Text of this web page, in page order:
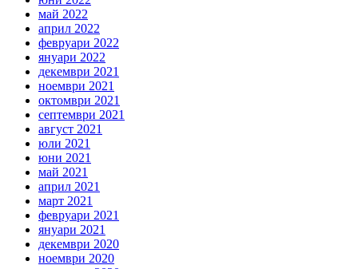
май 2022
април 2022
февруари 2022
януари 2022
декември 2021
ноември 2021
октомври 2021
септември 2021
август 2021
юли 2021
юни 2021
май 2021
април 2021
март 2021
февруари 2021
януари 2021
декември 2020
ноември 2020